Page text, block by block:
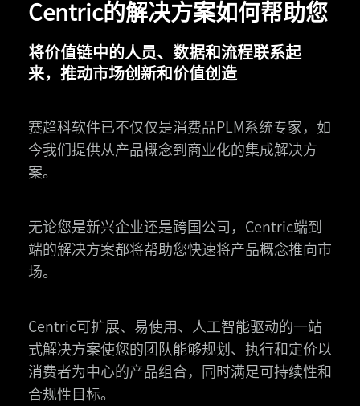
Centric的解决方案如何帮助您
将价值链中的人员、数据和流程联系起
来，推动市场创新和价值创造
赛趋科软件已不仅仅是消费品PLM系统专家，如
今我们提供从产品概念到商业化的集成解决方
案。
无论您是新兴企业还是跨国公司，Centric端到
端的解决方案都将帮助您快速将产品概念推向市
场。
Centric可扩展、易使用、人工智能驱动的一站
式解决方案使您的团队能够规划、执行和定价以
消费者为中心的产品组合，同时满足可持续性和
合规性目标。